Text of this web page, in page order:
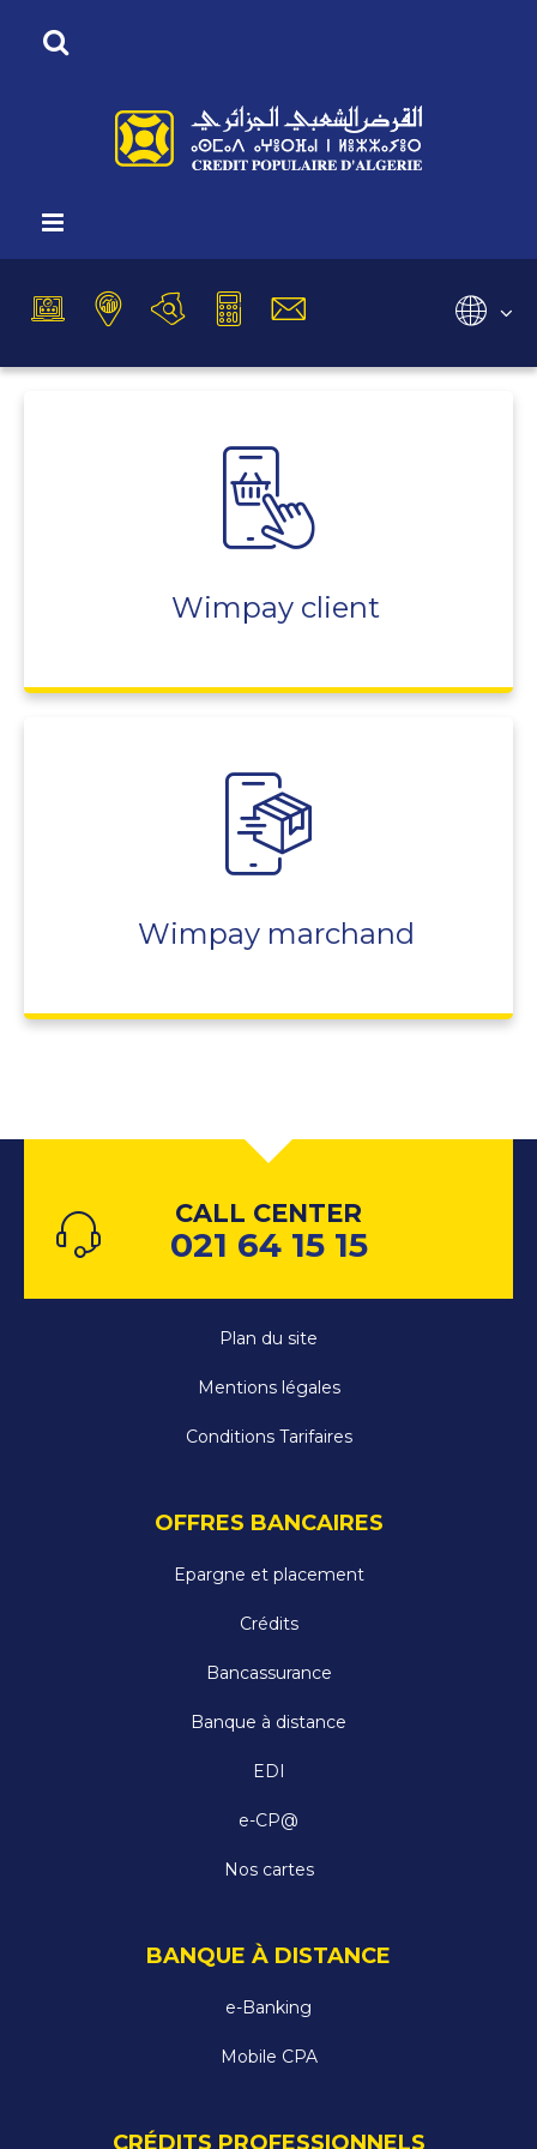
Vous êtes ici :
Wimpay
Wimpay client
Wimpay marchand
CALL CENTER
021 64 15 15
Plan du site
Mentions légales
Conditions Tarifaires
OFFRES BANCAIRES
Epargne et placement
Crédits
Bancassurance
Banque à distance
EDI
e-CP@
Nos cartes
BANQUE À DISTANCE
e-Banking
Mobile CPA
CRÉDITS PROFESSIONNELS